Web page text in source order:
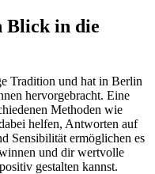
Blick in die
Tradition und hat in Berlin
hervorgebracht. Eine
Methoden wie
helfen, Antworten auf
Sensibilität ermöglichen es
und dir wertvolle
gestalten kannst.